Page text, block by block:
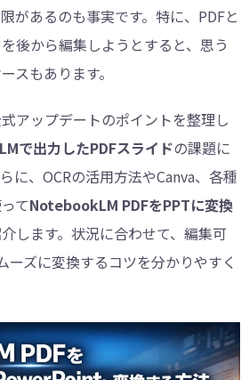
があるのも事実です。特に、PDFと
後から編集しようとすると、思う
スもあります。
アップデートのポイントを整理し
で出力したPDFスライドの課題に
に、OCRの活用方法やCanva、各種
てNotebookLM PDFをPPTに変換
します。状況に合わせて、編集可
ズに変換するコツを分かりやすく